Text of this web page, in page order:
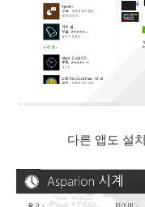
다른 앱도 설